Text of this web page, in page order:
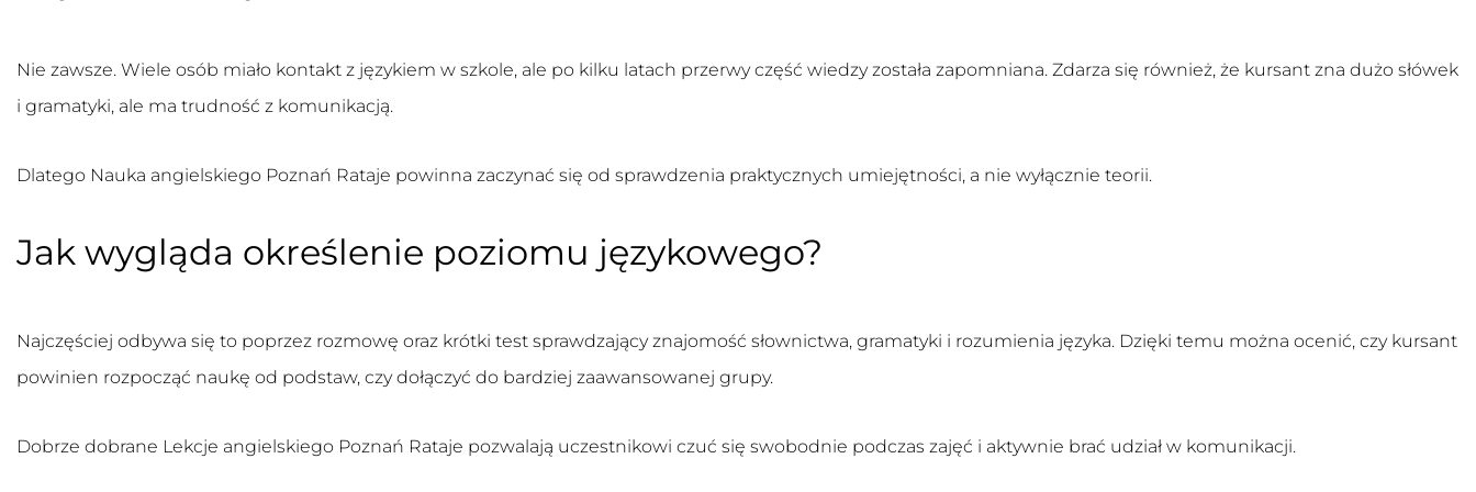
Nie zawsze. Wiele osób miało kontakt z językiem w szkole, ale po kilku latach przerwy część wiedzy została zapomniana. Zdarza się również, że kursant zna dużo słówek
i gramatyki, ale ma trudność z komunikacją.
Dlatego Nauka angielskiego Poznań Rataje powinna zaczynać się od sprawdzenia praktycznych umiejętności, a nie wyłącznie teorii.
Jak wygląda określenie poziomu językowego?
Najczęściej odbywa się to poprzez rozmowę oraz krótki test sprawdzający znajomość słownictwa, gramatyki i rozumienia języka. Dzięki temu można ocenić, czy kursant
powinien rozpocząć naukę od podstaw, czy dołączyć do bardziej zaawansowanej grupy.
Dobrze dobrane Lekcje angielskiego Poznań Rataje pozwalają uczestnikowi czuć się swobodnie podczas zajęć i aktywnie brać udział w komunikacji.